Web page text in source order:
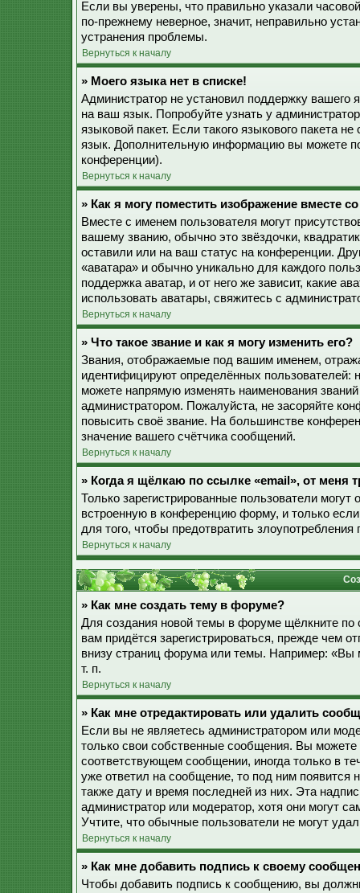
Если вы уверены, что правильно указали
по-прежнему неверное, значит, неправильно
устранения проблемы.
Вернуться к началу
» Моего языка нет в списке!
Администратор не установил поддержку вашего
на ваш язык. Попробуйте узнать у
языковой пакет. Если такого языкового пакета
язык. Дополнительную информацию вы можете
конференции).
Вернуться к началу
» Как я могу поместить изображение вместе
Вместе с именем пользователя могут
вашему званию, обычно это звёздочки,
оставили или на ваш статус на конференции.
«аватара» и обычно уникально для каждого
поддержка аватар, и от него же зависит, какие
использовать аватары, свяжитесь с
Вернуться к началу
» Что такое звание и как я могу изменить его?
Звания, отображаемые под вашим именем,
идентифицируют определённых
можете напрямую изменять наименования
администратором. Пожалуйста, не засоряйте
повысить своё звание. На большинстве
значение вашего счётчика сообщений.
Вернуться к началу
» Когда я щёлкаю по ссылке «email», от меня
Только зарегистрированные пользователи
встроенную в конференцию форму, и только
для того, чтобы предотвратить
Вернуться к началу
» Как мне создать тему в форуме?
Для создания новой темы в форуме щёлкните
вам придётся зарегистрироваться, прежде чем
внизу страниц форума или темы. Например: «Вы
т. п.
Вернуться к началу
» Как мне отредактировать или удалить
Если вы не являетесь администратором или
только свои собственные сообщения. Вы
соответствующем сообщении, иногда только в
уже ответил на сообщение, то под ним появится
также дату и время последней из них. Эта
администратор или модератор, хотя они могут
Учтите, что обычные пользователи не могут
Вернуться к началу
» Как мне добавить подпись к своему
Чтобы добавить подпись к сообщению, вы